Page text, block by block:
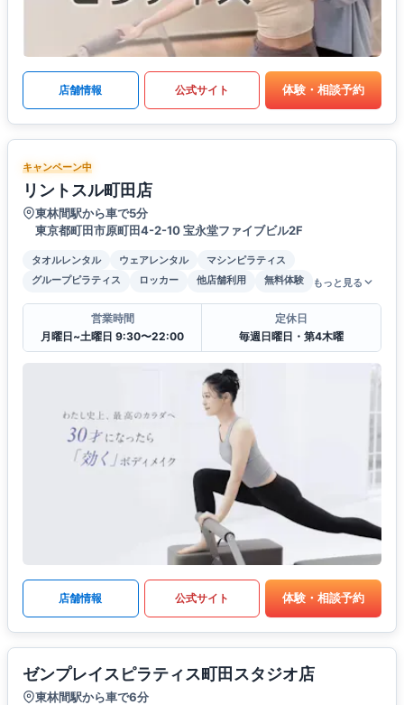
店舗情報 公式サイト 体験・相談予約
キャンペーン中
リントスル町田店
東林間駅から車で5分
東京都町田市原町田4-2-10 宝永堂ファイブビル2F
タオルレンタル ウェアレンタル
マシンピラティス
グループピラティス
ロッカー 他店舗利用 無料体験 もっと見る
営業時間
月曜日~土曜日 9:30〜22:00
定休日
毎週日曜日・第4木曜
店舗情報 公式サイト 体験・相談予約
ゼンプレイスピラティス町田スタジオ店
東林間駅から車で6分